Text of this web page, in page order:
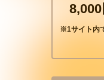
8,000
※1サイト内